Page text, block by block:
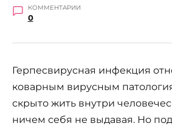
КОММЕНТАРИИ
0
Герпесвирусная инфекция
коварным вирусным
скрыто жить внутри
ничем себя не выдавая. Но